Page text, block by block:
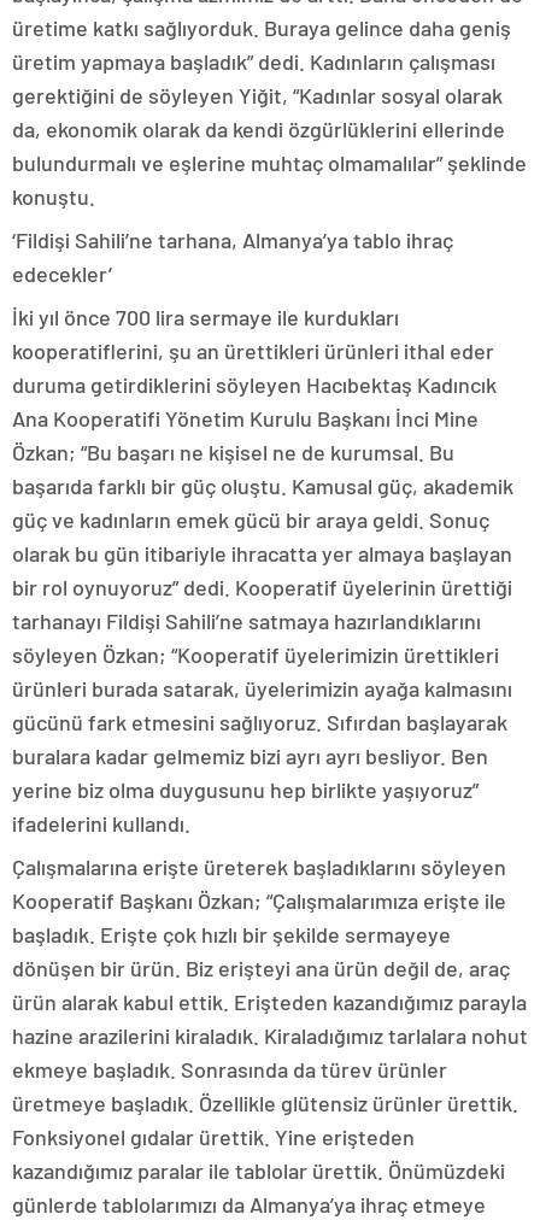
üretime katkı sağlıyorduk. Buraya gelince daha geniş
üretim yapmaya başladık” dedi. Kadınların çalışması
gerektiğini de söyleyen Yiğit, “Kadınlar sosyal olarak
da, ekonomik olarak da kendi özgürlüklerini ellerinde
bulundurmalı ve eşlerine muhtaç olmamalılar” şeklinde
konuştu.
‘Fildişi Sahili’ne tarhana, Almanya’ya tablo ihraç
edecekler’
İki yıl önce 700 lira sermaye ile kurdukları
kooperatiflerini, şu an ürettikleri ürünleri ithal eder
duruma getirdiklerini söyleyen Hacıbektaş Kadıncık
Ana Kooperatifi Yönetim Kurulu Başkanı İnci Mine
Özkan; “Bu başarı ne kişisel ne de kurumsal. Bu
başarıda farklı bir güç oluştu. Kamusal güç, akademik
güç ve kadınların emek gücü bir araya geldi. Sonuç
olarak bu gün itibariyle ihracatta yer almaya başlayan
bir rol oynuyoruz” dedi. Kooperatif üyelerinin ürettiği
tarhanayı Fildişi Sahili’ne satmaya hazırlandıklarını
söyleyen Özkan; “Kooperatif üyelerimizin ürettikleri
ürünleri burada satarak, üyelerimizin ayağa kalmasını
gücünü fark etmesini sağlıyoruz. Sıfırdan başlayarak
buralara kadar gelmemiz bizi ayrı ayrı besliyor. Ben
yerine biz olma duygusunu hep birlikte yaşıyoruz”
ifadelerini kullandı.
Çalışmalarına erişte üreterek başladıklarını söyleyen
Kooperatif Başkanı Özkan; “Çalışmalarımıza erişte ile
başladık. Erişte çok hızlı bir şekilde sermayeye
dönüşen bir ürün. Biz erişteyi ana ürün değil de, araç
ürün alarak kabul ettik. Erişteden kazandığımız parayla
hazine arazilerini kiraladık. Kiraladığımız tarlalara nohut
ekmeye başladık. Sonrasında da türev ürünler
üretmeye başladık. Özellikle glütensiz ürünler ürettik.
Fonksiyonel gıdalar ürettik. Yine erişteden
kazandığımız paralar ile tablolar ürettik. Önümüzdeki
günlerde tablolarımızı da Almanya’ya ihraç etmeye